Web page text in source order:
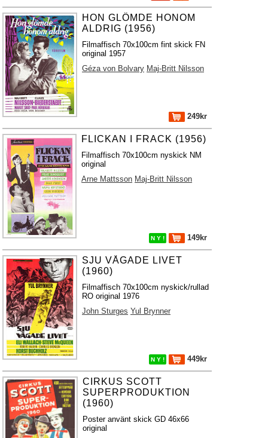
HON GLÖMDE HONOM
ALDRIG (1956)
Filmaffisch 70x100cm fint skick FN
original 1957
Géza von Bolvary Maj-Britt Nilsson
249kr
FLICKAN I FRACK (1956)
Filmaffisch 70x100cm nyskick NM
original
Arne Mattsson Maj-Britt Nilsson
N Y ! 149kr
SJU VÅGADE LIVET
(1960)
Filmaffisch 70x100cm nyskick/rullad
RO original 1976
John Sturges Yul Brynner
N Y ! 449kr
CIRKUS SCOTT
SUPERPRODUKTION
(1960)
Poster använt skick GD 46x66
original